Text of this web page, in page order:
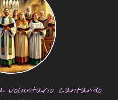
voluntario cantando